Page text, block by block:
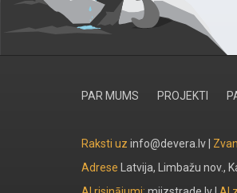
PAR MUMS PROJEKTI
Raksti uz info@devera.lv |
Adrese
Latvija, Limbažu nov.,